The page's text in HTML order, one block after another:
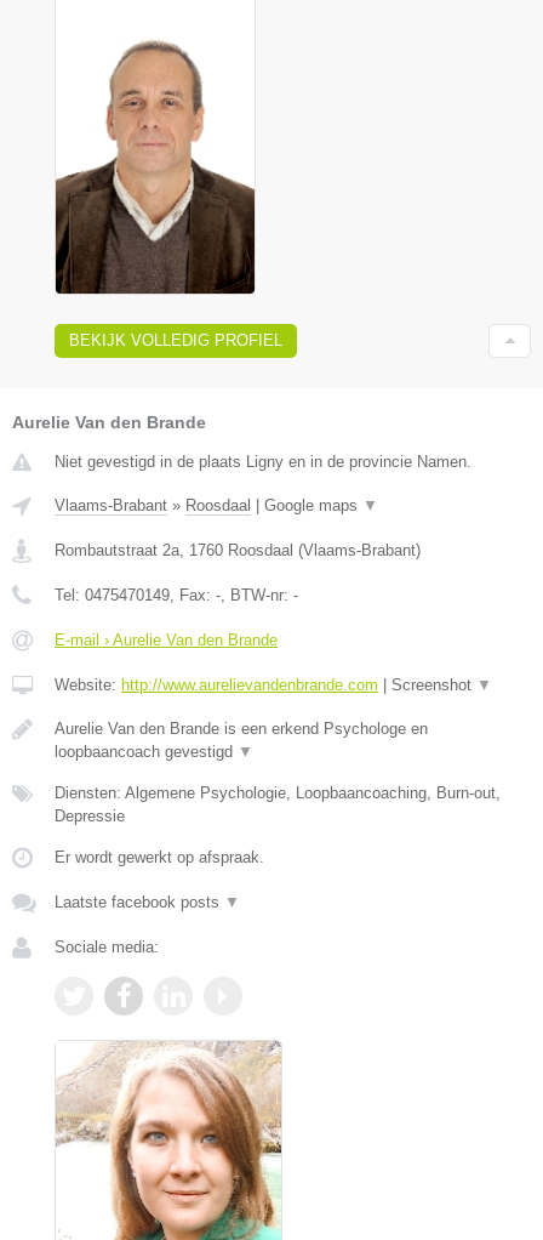
BEKIJK VOLLEDIG PROFIEL
Aurelie Van den Brande
Niet gevestigd in de plaats Ligny en in de provincie Namen.
Vlaams-Brabant » Roosdaal Google maps ▼
Rombautstraat 2a, 1760 Roosdaal (Vlaams-Brabant)
Tel: 0475470149, Fax: -, BTW-nr: -
E-mail › Aurelie Van den Brande
Website: http://www.aurelievandenbrande.com Screenshot ▼
Aurelie Van den Brande is een erkend Psychologe en
loopbaancoach gevestigd ▼
Diensten: Algemene Psychologie, Loopbaancoaching, Burn-out,
Depressie
Er wordt gewerkt op afspraak.
Laatste facebook posts ▼
Sociale media: